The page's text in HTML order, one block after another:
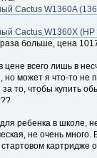
Cactus W1360A
Cactus W1360X (HP
больше, цена
цене всего лишь в
но может я что-то не
за то, чтобы купить
ребенка в школе,
не очень много.
картридже